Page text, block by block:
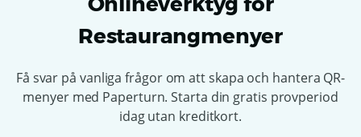
Restaurangmenyer
Få svar på vanliga frågor om att skapa och hantera QR-
menyer med Paperturn. Starta din gratis provperiod
idag utan kreditkort.